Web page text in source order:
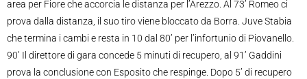
area per Fiore che accorcia le distanza per l’Arezzo. Al 73’ Romeo ci
prova dalla distanza, il suo tiro viene bloccato da Borra. Juve Stabia
che termina i cambi e resta in 10 dal 80’ per l’infortunio di Piovanello.
90’ Il direttore di gara concede 5 minuti di recupero, al 91’ Gaddini
prova la conclusione con Esposito che respinge. Dopo 5’ di recupero